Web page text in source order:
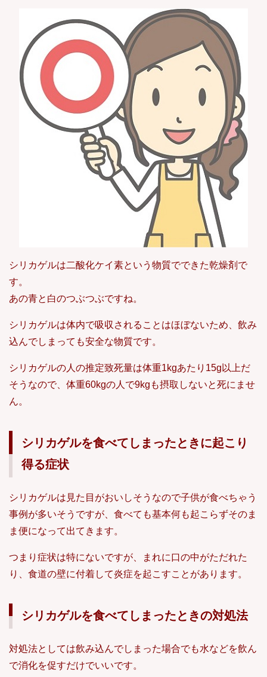
シリカゲルは二酸化ケイ素という物質でできた乾燥剤で
す。
あの青と白のつぶつぶですね。
シリカゲルは体内で吸収されることはほぼないため、飲み
込んでしまっても安全な物質です。
シリカゲルの人の推定致死量は体重1kgあたり15g以上だ
そうなので、体重60kgの人で9kgも摂取しないと死にませ
ん。
シリカゲルを食べてしまったときに起こり
得る症状
シリカゲルは見た目がおいしそうなので子供が食べちゃう
事例が多いそうですが、食べても基本何も起こらずそのま
ま便になって出てきます。
つまり症状は特にないですが、まれに口の中がただれた
り、食道の壁に付着して炎症を起こすことがあります。
シリカゲルを食べてしまったときの対処法
対処法としては飲み込んでしまった場合でも水などを飲ん
で消化を促すだけでいいです。